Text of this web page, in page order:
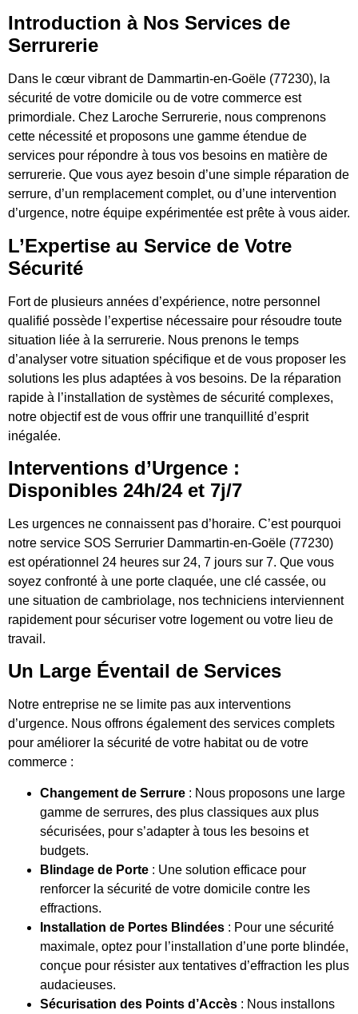
Introduction à Nos Services de
Serrurerie
Dans le cœur vibrant de Dammartin-en-Goële (77230), la
sécurité de votre domicile ou de votre commerce est
primordiale. Chez Laroche Serrurerie, nous comprenons
cette nécessité et proposons une gamme étendue de
services pour répondre à tous vos besoins en matière de
serrurerie. Que vous ayez besoin d’une simple réparation de
serrure, d’un remplacement complet, ou d’une intervention
d’urgence, notre équipe expérimentée est prête à vous aider.
L’Expertise au Service de Votre
Sécurité
Fort de plusieurs années d’expérience, notre personnel
qualifié possède l’expertise nécessaire pour résoudre toute
situation liée à la serrurerie. Nous prenons le temps
d’analyser votre situation spécifique et de vous proposer les
solutions les plus adaptées à vos besoins. De la réparation
rapide à l’installation de systèmes de sécurité complexes,
notre objectif est de vous offrir une tranquillité d’esprit
inégalée.
Interventions d’Urgence :
Disponibles 24h/24 et 7j/7
Les urgences ne connaissent pas d’horaire. C’est pourquoi
notre service SOS Serrurier Dammartin-en-Goële (77230)
est opérationnel 24 heures sur 24, 7 jours sur 7. Que vous
soyez confronté à une porte claquée, une clé cassée, ou
une situation de cambriolage, nos techniciens interviennent
rapidement pour sécuriser votre logement ou votre lieu de
travail.
Un Large Éventail de Services
Notre entreprise ne se limite pas aux interventions
d’urgence. Nous offrons également des services complets
pour améliorer la sécurité de votre habitat ou de votre
commerce :
Changement de Serrure : Nous proposons une large
gamme de serrures, des plus classiques aux plus
sécurisées, pour s’adapter à tous les besoins et
budgets.
Blindage de Porte : Une solution efficace pour
renforcer la sécurité de votre domicile contre les
effractions.
Installation de Portes Blindées : Pour une sécurité
maximale, optez pour l’installation d’une porte blindée,
conçue pour résister aux tentatives d’effraction les plus
audacieuses.
Sécurisation des Points d’Accès : Nous installons